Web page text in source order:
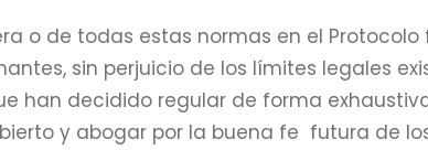
o de todas estas normas en el
sin perjuicio de los límites legales
han decidido regular de forma
y abogar por la buena fe futura de